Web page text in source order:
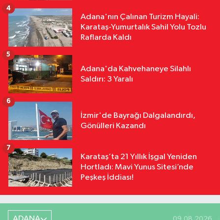
Adana'nın Çalınan Turizm Hayali:
Karataş-Yumurtalık Sahil Yolu Tozlu
Raflarda Kaldı
4
Adana'da Kahvehaneye Silahlı
Saldırı: 3 Yaralı
5
İzmir'de Bayrağı Dalgalandırdı,
Gönülleri Kazandı
6
Karataş’ta 21 Yıllık İşgal Yeniden
Hortladı: Mavi Yunus Sitesi’nde
Peşkeş İddiası!
7